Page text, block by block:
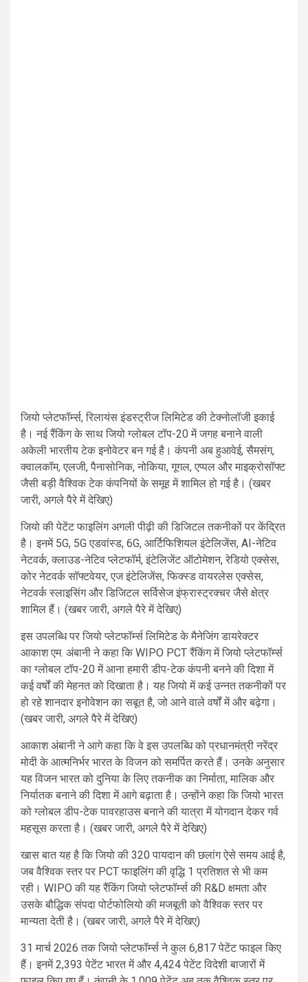
जियो प्लेटफॉर्म्स, रिलायंस इंडस्ट्रीज लिमिटेड की टेक्नोलॉजी इकाई
है। नई रैंकिंग के साथ जियो ग्लोबल टॉप-20 में जगह बनाने वाली
अकेली भारतीय टेक इनोवेटर बन गई है। कंपनी अब हुआवेई, सैमसंग,
क्वालकॉम, एलजी, पैनासोनिक, नोकिया, गूगल, एप्पल और माइक्रोसॉफ्ट
जैसी बड़ी वैश्विक टेक कंपनियों के समूह में शामिल हो गई है। (खबर
जारी, अगले पैरे में देखिए)
जियो की पेटेंट फाइलिंग अगली पीढ़ी की डिजिटल तकनीकों पर केंद्रित
है। इनमें 5G, 5G एडवांस्ड, 6G, आर्टिफिशियल इंटेलिजेंस, AI-नेटिव
नेटवर्क, क्लाउड-नेटिव प्लेटफॉर्म, इंटेलिजेंट ऑटोमेशन, रेडियो एक्सेस,
कोर नेटवर्क सॉफ्टवेयर, एज इंटेलिजेंस, फिक्स्ड वायरलेस एक्सेस,
नेटवर्क स्लाइसिंग और डिजिटल सर्विसेज इंफ्रास्ट्रक्चर जैसे क्षेत्र
शामिल हैं। (खबर जारी, अगले पैरे में देखिए)
इस उपलब्धि पर जियो प्लेटफॉर्म्स लिमिटेड के मैनेजिंग डायरेक्टर
आकाश एम. अंबानी ने कहा कि WIPO PCT रैंकिंग में जियो प्लेटफॉर्म्स
का ग्लोबल टॉप-20 में आना हमारी डीप-टेक कंपनी बनने की दिशा में
कई वर्षों की मेहनत को दिखाता है। यह जियो में कई उन्नत तकनीकों पर
हो रहे शानदार इनोवेशन का सबूत है, जो आने वाले वर्षों में और बढ़ेगा।
(खबर जारी, अगले पैरे में देखिए)
आकाश अंबानी ने आगे कहा कि वे इस उपलब्धि को प्रधानमंत्री नरेंद्र
मोदी के आत्मनिर्भर भारत के विजन को समर्पित करते हैं। उनके अनुसार
यह विजन भारत को दुनिया के लिए तकनीक का निर्माता, मालिक और
निर्यातक बनाने की दिशा में आगे बढ़ाता है। उन्होंने कहा कि जियो भारत
को ग्लोबल डीप-टेक पावरहाउस बनाने की यात्रा में योगदान देकर गर्व
महसूस करता है। (खबर जारी, अगले पैरे में देखिए)
खास बात यह है कि जियो की 320 पायदान की छलांग ऐसे समय आई है,
जब वैश्विक स्तर पर PCT फाइलिंग की वृद्धि 1 प्रतिशत से भी कम
रही। WIPO की यह रैंकिंग जियो प्लेटफॉर्म्स की R&D क्षमता और
उसके बौद्धिक संपदा पोर्टफोलियो की मजबूती को वैश्विक स्तर पर
मान्यता देती है। (खबर जारी, अगले पैरे में देखिए)
31 मार्च 2026 तक जियो प्लेटफॉर्म्स ने कुल 6,817 पेटेंट फाइल किए
हैं। इनमें 2,393 पेटेंट भारत में और 4,424 पेटेंट विदेशी बाजारों में